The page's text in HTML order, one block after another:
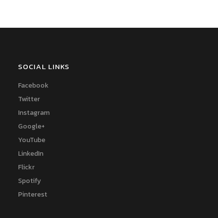
SOCIAL LINKS
Facebook
Twitter
Instagram
Google+
YouTube
LinkedIn
Flickr
Spotify
Pinterest